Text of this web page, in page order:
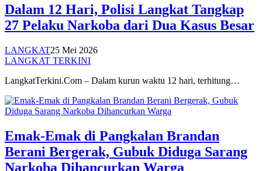
Dalam 12 Hari, Polisi Langkat Tangkap
27 Pelaku Narkoba dari Dua Kasus Besar
LANGKAT25 Mei 2026
LANGKAT TERKINI
LangkatTerkini.Com – Dalam kurun waktu 12 hari, terhitung…
Emak-Emak di Pangkalan Brandan
Berani Bergerak, Gubuk Diduga Sarang
Narkoba Dihancurkan Warga